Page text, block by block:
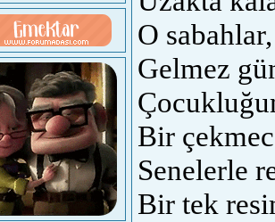
O
Gelmez
Bir
Senelerle
Bir tek